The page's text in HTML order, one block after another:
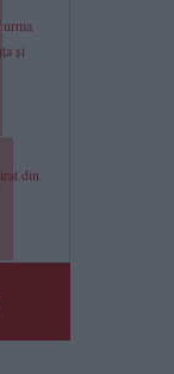
urma
și
din